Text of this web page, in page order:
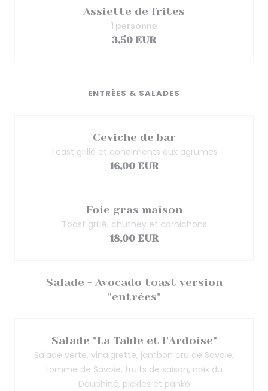
Assiette de frites
3,50 EUR
1 personne
ENTRÉES & SALADES
Ceviche de bar
Toast grillé et condiments aux agrumes
16,00 EUR
Foie gras maison
Toast grillé, chutney et cornichons
18,00 EUR
Salade - Avocado toast version
"entrées"
Salade "La Table et l'Ardoise"
Salade verte, vinaigrette, jambon cru de Savoie,
tomme de Savoie, fruits de saison, noix du
Dauphiné, pickles et panko